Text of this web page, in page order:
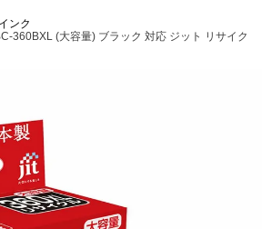
ンク
360BXL (大容量) ブラック 対応 ジット リサイク